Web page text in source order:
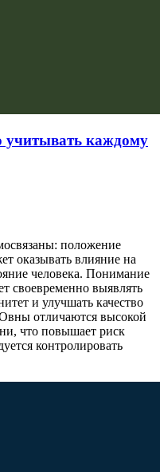
учитывать каждому
положение
оказывать влияние на
человека. Понимание
своевременно выявлять
и улучшать качество
отличаются высокой
что повышает риск
контролировать